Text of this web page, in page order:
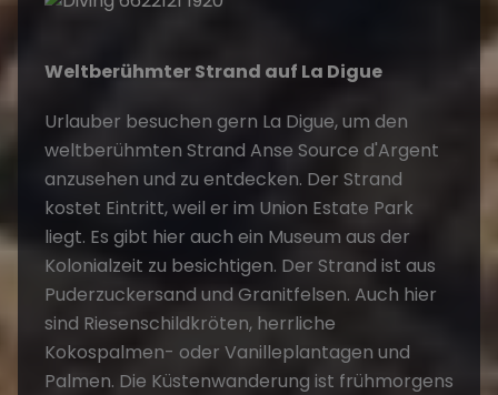
Weltberühmter Strand auf La Digue
Urlauber besuchen gern La Digue, um den
weltberühmten Strand Anse Source d'Argent
anzusehen und zu entdecken. Der Strand
kostet Eintritt, weil er im Union Estate Park
liegt. Es gibt hier auch ein Museum aus der
Kolonialzeit zu besichtigen. Der Strand ist aus
Puderzuckersand und Granitfelsen. Auch hier
sind Riesenschildkröten, herrliche
Kokospalmen- oder Vanilleplantagen und
Palmen. Die Küstenwanderung ist frühmorgens